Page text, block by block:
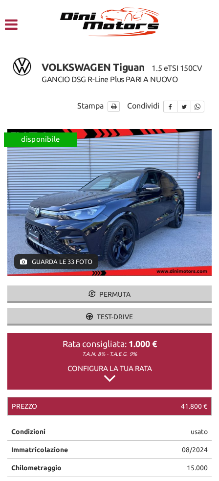
LISTA VEICOLI
SERVIZI
FINANZIAMENTI – LEASING
ACQUISTIAMO USATO
ASSISTENZA
DICONO DI NOI
CONTATTI
VOLKSWAGEN Tiguan
1.5 eTSI 150CV
GANCIO DSG R-Line Plus PARI A NUOVO
Stampa Condividi
disponibile
GUARDA LE 33 FOTO
PERMUTA
TEST-DRIVE
Rata consigliata: 1.000 €
T.A.N. 8% - T.A.E.G. 9%
CONFIGURA LA TUA RATA
PREZZO 41.800 €
Condizioni usato
Immatricolazione 08/2024
Chilometraggio 15.000